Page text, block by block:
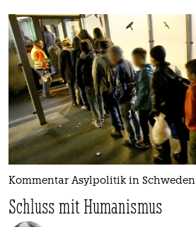
Kommentar Asylpolitik in Schweden
Schluss mit Humanismus